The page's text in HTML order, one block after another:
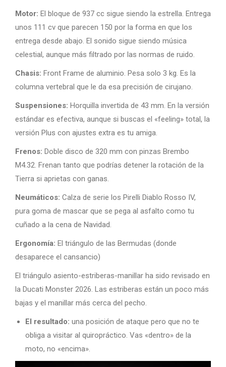
Motor: El bloque de 937 cc sigue siendo la estrella. Entrega
unos 111 cv que parecen 150 por la forma en que los
entrega desde abajo. El sonido sigue siendo música
celestial, aunque más filtrado por las normas de ruido.
Chasis: Front Frame de aluminio. Pesa solo 3 kg. Es la
columna vertebral que le da esa precisión de cirujano.
Suspensiones: Horquilla invertida de 43 mm. En la versión
estándar es efectiva, aunque si buscas el «feeling» total, la
versión Plus con ajustes extra es tu amiga.
Frenos: Doble disco de 320 mm con pinzas Brembo
M4.32. Frenan tanto que podrías detener la rotación de la
Tierra si aprietas con ganas.
Neumáticos: Calza de serie los Pirelli Diablo Rosso IV,
pura goma de mascar que se pega al asfalto como tu
cuñado a la cena de Navidad.
Ergonomía: El triángulo de las Bermudas (donde
desaparece el cansancio)
El triángulo asiento-estriberas-manillar ha sido revisado en
la Ducati Monster 2026. Las estriberas están un poco más
bajas y el manillar más cerca del pecho.
El resultado: una posición de ataque pero que no te
obliga a visitar al quiropráctico. Vas «dentro» de la
moto, no «encima».